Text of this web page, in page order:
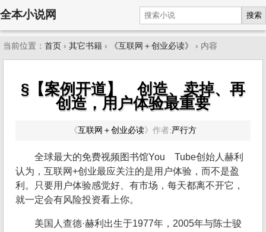
全本小说网 搜索
当前位置： 首页 › 其它书籍 › 《互联网＋创业必读》 › 内容
§【案例开道】 创造、卖掉、再
创造，用户体验最重要
《互联网＋创业必读》 作者:严行方
全球最大的免费视频图书馆You Tube创始人赫利
认为，互联网+创业最应关注的是用户体验，而不是盈
利。只要用户体验感觉好、有市场，每天都离不开它，
就一定会有风险投资看上你。
美国人查德·赫利出生于1977年，2005年与陈士骏